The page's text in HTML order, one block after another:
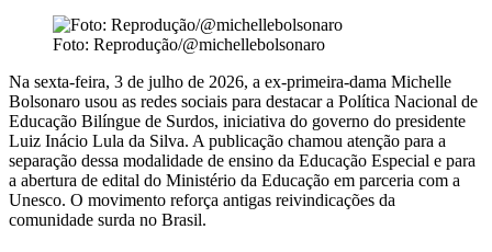
Foto: Reprodução/@michellebolsonaro
Na sexta-feira, 3 de julho de 2026, a ex-primeira-dama Michelle
Bolsonaro usou as redes sociais para destacar a Política Nacional de
Educação Bilíngue de Surdos, iniciativa do governo do presidente
Luiz Inácio Lula da Silva. A publicação chamou atenção para a
separação dessa modalidade de ensino da Educação Especial e para
a abertura de edital do Ministério da Educação em parceria com a
Unesco. O movimento reforça antigas reivindicações da
comunidade surda no Brasil.